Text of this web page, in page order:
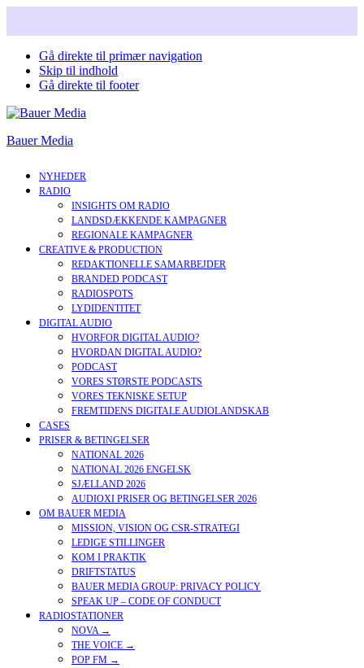
Gå direkte til primær navigation
Skip til indhold
Gå direkte til footer
Bauer Media
NYHEDER
RADIO
INSIGHTS OM RADIO
LANDSDÆKKENDE KAMPAGNER
REGIONALE KAMPAGNER
CREATIVE & PRODUCTION
REDAKTIONELLE SAMARBEJDER
BRANDED PODCAST
RADIOSPOTS
LYDIDENTITET
DIGITAL AUDIO
HVORFOR DIGITAL AUDIO?
HVORDAN DIGITAL AUDIO?
PODCAST
VORES STØRSTE PODCASTS
VORES TEKNISKE SETUP
FREMTIDENS DIGITALE AUDIOLANDSKAB
CASES
PRISER & BETINGELSER
NATIONAL 2026
NATIONAL 2026 ENGELSK
SJÆLLAND 2026
AUDIOXI PRISER OG BETINGELSER 2026
OM BAUER MEDIA
MISSION, VISION OG CSR-STRATEGI
LEDIGE STILLINGER
KOM I PRAKTIK
DRIFTSTATUS
BAUER MEDIA GROUP: PRIVACY POLICY
SPEAK UP – CODE OF CONDUCT
RADIOSTATIONER
NOVA →
THE VOICE →
POP FM →